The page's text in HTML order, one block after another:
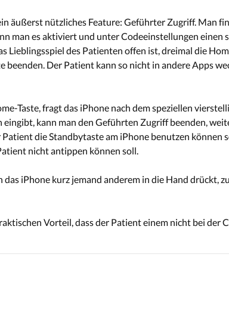
äußerst nützliches Feature: Geführter Zugriff. Man
man es aktiviert und unter Codeeinstellungen einen
Lieblingsspiel des Patienten offen ist, dreimal die
beenden. Der Patient kann so nicht in andere Apps
Taste, fragt das iPhone nach dem speziellen
kann man den Geführten Zugriff beenden,
die Standbytaste am iPhone benutzen können
nicht antippen können soll.
iPhone kurz jemand anderem in die Hand drückt,
Vorteil, dass der Patient einem nicht bei der